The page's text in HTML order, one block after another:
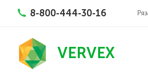
8-800-444-30-16
VERVEX